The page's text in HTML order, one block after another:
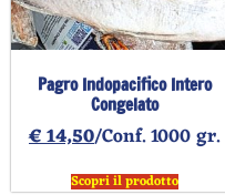
Pagro Indopacifico Intero
Congelato
€14,50/Conf. 1000 gr.
Scopri il prodotto